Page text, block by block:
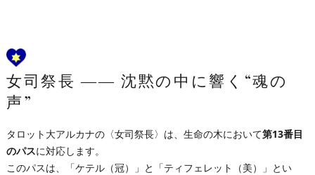
女司祭長 ―― 沈黙の中に響く“魂の
声”
タロット大アルカナの〈女司祭長〉は、生命の木において第13番目
のパスに対応します。
このパスは、「ケテル（冠）」と「ティフェレット（美）」とい